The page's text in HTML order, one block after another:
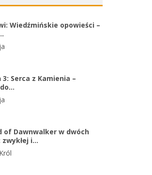
Wiedźmińskie opowieści –
Serca z Kamienia –
of Dawnwalker w dwóch
i…